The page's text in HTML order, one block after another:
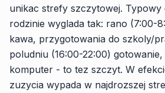
unikac strefy szczytowej. Typowy
rodzinie wyglada tak: rano (7:00-
kawa, przygotowania do szkoly/
poludniu (16:00-22:00)
komputer - to tez szczyt. W
zuzycia wypada w najdrozszej